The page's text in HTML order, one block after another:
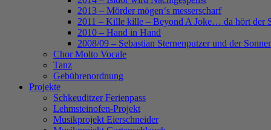
2013 – Mörder mögen‘s messerscharf
2011 – Kille kille – Beyond A Joke… da hört der
2010 – Hand in Hand
2008/09 – Sebastian Sternenputzer und der
Chor Molto Vocale
Tanz
Gebührenordnung
Projekte
Schkeuditzer Ferienpass
Lehmsteinofen-Projekt
Musikprojekt Eierschneider